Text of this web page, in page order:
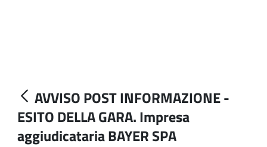
AVVISO POST INFORMAZIONE -
ESITO DELLA GARA. Impresa
aggiudicataria BAYER SPA